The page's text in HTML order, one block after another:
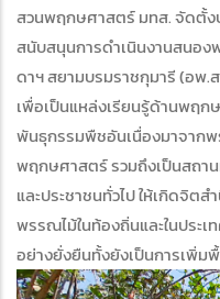
สวนพฤกษศาสตร์ มทส. จัดตั้ง
สนับสนุนการดำเนินงานสนอง
ดาฯ สยามบรมราชกุมารี (อพ.
เพื่อเป็นแหล่งเรียนรู้ด้านพฤ
พันธุกรรมพืชอันเนื่องมาจากพ
พฤกษศาสตร์ รวมถึงเป็นสถา
และประชาชนทั่วไป ให้เกิดจิต
พรรณไม้ในท้องถิ่นและในประเ
อย่างยั่งยืนทั้งยังเป็นการเพิ่ม